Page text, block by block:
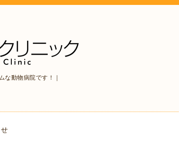
な動物病院です！｜